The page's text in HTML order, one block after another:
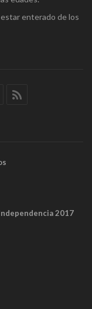
enterado de los
2017